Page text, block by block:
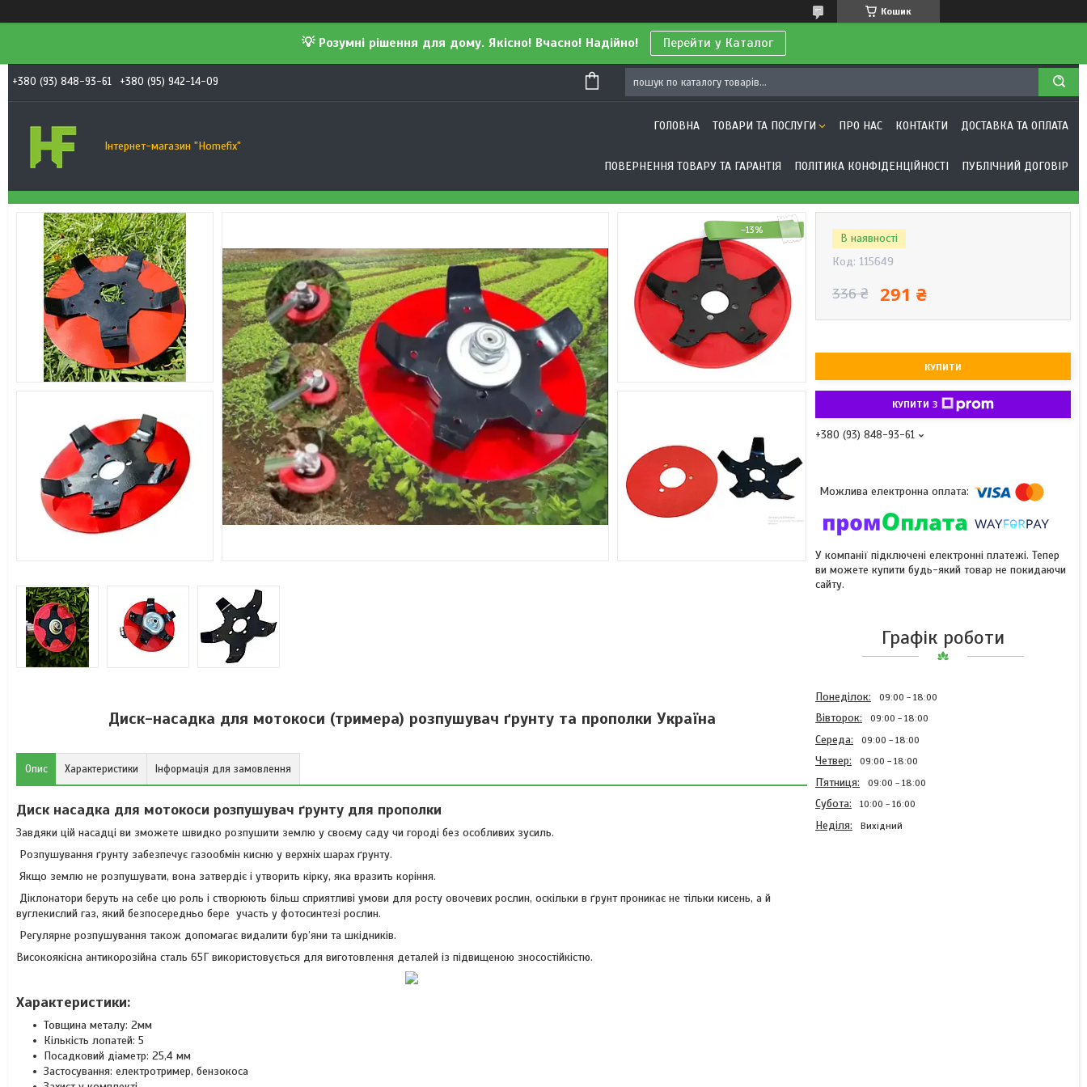
Кошик
💡 Розумні рішення для дому. Якісно! Вчасно! Надійно! Перейти у Каталог
+380 (93) 848-93-61 +380 (95) 942-14-09
Інтернет-магазин "Homefix"
ГОЛОВНА ТОВАРИ ТА ПОСЛУГИ ПРО НАС КОНТАКТИ ДОСТАВКА ТА ОПЛАТА
ПОВЕРНЕННЯ ТОВАРУ ТА ГАРАНТІЯ ПОЛІТИКА КОНФІДЕНЦІЙНОСТІ ПУБЛІЧНИЙ ДОГОВІР
–13%
Диск-насадка для мотокоси (тримера) розпушувач ґрунту та прополки Україна
Опис Характеристики Інформація для замовлення
Диск насадка для мотокоси розпушувач ґрунту для прополки
Завдяки цій насадці ви зможете швидко розпушити землю у своєму саду чи городі без особливих зусиль.
Розпушування ґрунту забезпечує газообмін кисню у верхніх шарах ґрунту.
Якщо землю не розпушувати, вона затвердіє і утворить кірку, яка вразить коріння.
Діклонатори беруть на себе цю роль і створюють більш сприятливі умови для росту овочевих рослин, оскільки в ґрунт проникає не тільки кисень, а й
вуглекислий газ, який безпосередньо бере участь у фотосинтезі рослин.
Регулярне розпушування також допомагає видалити бур’яни та шкідників.
Високоякісна антикорозійна сталь 65Г використовується для виготовлення деталей із підвищеною зносостійкістю.
Характеристики:
Товщина металу: 2мм
Кількість лопатей: 5
Посадковий діаметр: 25,4 мм
Застосування: електротример, бензокоса
В наявності
Код: 115649
336 ₴ 291 ₴
КУПИТИ
КУПИТИ З
+380 (93) 848-93-61
У компанії підключені електронні платежі. Тепер
ви можете купити будь-який товар не покидаючи
сайту.
Графік роботи
Понеділок 09:00 18:00
Вівторок 09:00 18:00
Середа 09:00 18:00
Четвер 09:00 18:00
Пʼятниця 09:00 18:00
Субота 10:00 16:00
Неділя Вихідний